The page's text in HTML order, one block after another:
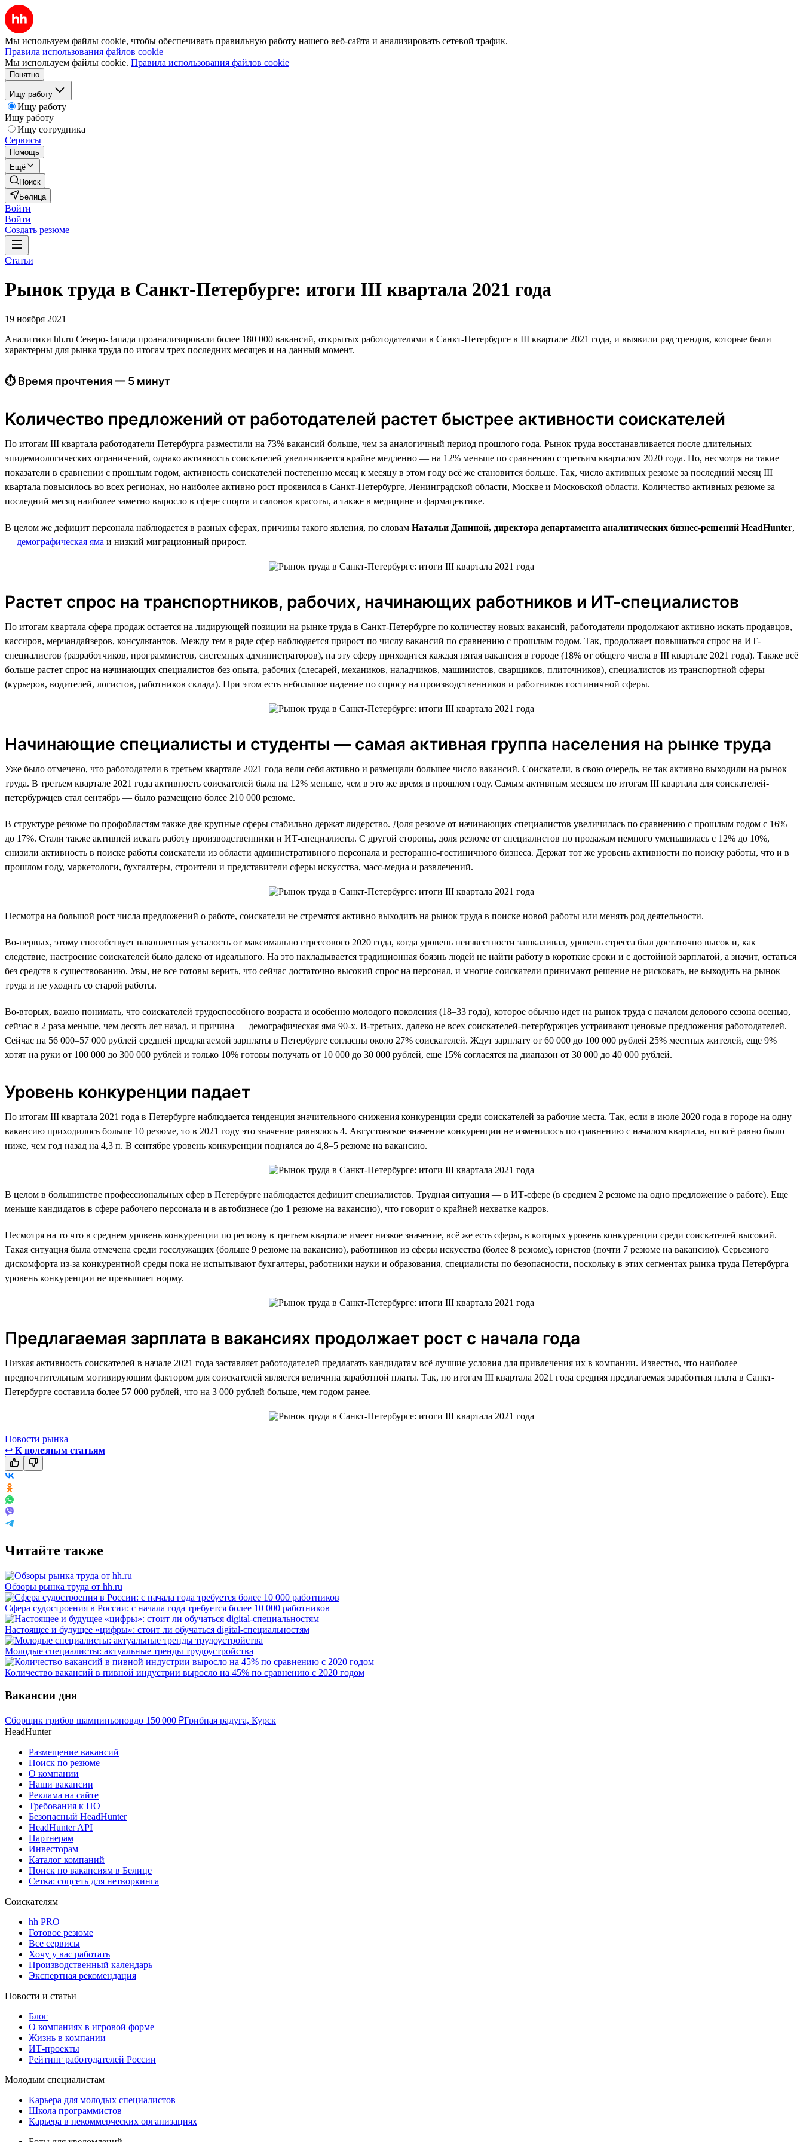
Мы используем файлы cookie, чтобы обеспечивать правильную работу нашего веб-сайта и анализировать сетевой трафик.
Правила использования файлов cookie
Мы используем файлы cookie. Правила использования файлов cookie
Понятно
Ищу работу
Ищу работу
Ищу работу
Ищу сотрудника
Сервисы
Помощь
Ещё
Поиск
Белица
Войти
Войти
Создать резюме
Статьи
Рынок труда в Санкт-Петербурге: итоги III квартала 2021 года
19 ноября 2021
Аналитики hh.ru Северо-Запада проанализировали более 180 000 вакансий, открытых работодателями в Санкт-Петербурге в III квартале 2021 года, и выявили ряд трендов, которые были
характерны для рынка труда по итогам трех последних месяцев и на данный момент.
⏱ Время прочтения — 5 минут
Количество предложений от работодателей растет быстрее активности соискателей
По итогам III квартала работодатели Петербурга разместили на 73% вакансий больше, чем за аналогичный период прошлого года. Рынок труда восстанавливается после длительных
эпидемиологических ограничений, однако активность соискателей увеличивается крайне медленно — на 12% меньше по сравнению с третьим кварталом 2020 года. Но, несмотря на такие
показатели в сравнении с прошлым годом, активность соискателей постепенно месяц к месяцу в этом году всё же становится больше. Так, число активных резюме за последний месяц III
квартала повысилось во всех регионах, но наиболее активно рост проявился в Санкт-Петербурге, Ленинградской области, Москве и Московской области. Количество активных резюме за
последний месяц наиболее заметно выросло в сфере спорта и салонов красоты, а также в медицине и фармацевтике.
В целом же дефицит персонала наблюдается в разных сферах, причины такого явления, по словам Натальи Даниной, директора департамента аналитических бизнес-решений HeadHunter,
— демографическая яма и низкий миграционный прирост.
Растет спрос на транспортников, рабочих, начинающих работников и ИТ-специалистов
По итогам квартала сфера продаж остается на лидирующей позиции на рынке труда в Санкт-Петербурге по количеству новых вакансий, работодатели продолжают активно искать продавцов,
кассиров, мерчандайзеров, консультантов. Между тем в ряде сфер наблюдается прирост по числу вакансий по сравнению с прошлым годом. Так, продолжает повышаться спрос на ИТ-
специалистов (разработчиков, программистов, системных администраторов), на эту сферу приходится каждая пятая вакансия в городе (18% от общего числа в III квартале 2021 года). Также всё
больше растет спрос на начинающих специалистов без опыта, рабочих (слесарей, механиков, наладчиков, машинистов, сварщиков, плиточников), специалистов из транспортной сферы
(курьеров, водителей, логистов, работников склада). При этом есть небольшое падение по спросу на производственников и работников гостиничной сферы.
Начинающие специалисты и студенты — самая активная группа населения на рынке труда
Уже было отмечено, что работодатели в третьем квартале 2021 года вели себя активно и размещали большее число вакансий. Соискатели, в свою очередь, не так активно выходили на рынок
труда. В третьем квартале 2021 года активность соискателей была на 12% меньше, чем в это же время в прошлом году. Самым активным месяцем по итогам III квартала для соискателей-
петербуржцев стал сентябрь — было размещено более 210 000 резюме.
В структуре резюме по профобластям также две крупные сферы стабильно держат лидерство. Доля резюме от начинающих специалистов увеличилась по сравнению с прошлым годом c 16%
до 17%. Стали также активней искать работу производственники и ИТ-специалисты. С другой стороны, доля резюме от специалистов по продажам немного уменьшилась с 12% до 10%,
снизили активность в поиске работы соискатели из области административного персонала и ресторанно-гостиничного бизнеса. Держат тот же уровень активности по поиску работы, что и в
прошлом году, маркетологи, бухгалтеры, строители и представители сферы искусства, масс-медиа и развлечений.
Несмотря на большой рост числа предложений о работе, соискатели не стремятся активно выходить на рынок труда в поиске новой работы или менять род деятельности.
Во-первых, этому способствует накопленная усталость от максимально стрессового 2020 года, когда уровень неизвестности зашкаливал, уровень стресса был достаточно высок и, как
следствие, настроение соискателей было далеко от идеального. На это накладывается традиционная боязнь людей не найти работу в короткие сроки и с достойной зарплатой, а значит, остаться
без средств к существованию. Увы, не все готовы верить, что сейчас достаточно высокий спрос на персонал, и многие соискатели принимают решение не рисковать, не выходить на рынок
труда и не уходить со старой работы.
Во-вторых, важно понимать, что соискателей трудоспособного возраста и особенно молодого поколения (18–33 года), которое обычно идет на рынок труда с началом делового сезона осенью,
сейчас в 2 раза меньше, чем десять лет назад, и причина — демографическая яма 90-х. В-третьих, далеко не всех соискателей-петербуржцев устраивают ценовые предложения работодателей.
Сейчас на 56 000–57 000 рублей средней предлагаемой зарплаты в Петербурге согласны около 27% соискателей. Ждут зарплату от 60 000 до 100 000 рублей 25% местных жителей, еще 9%
хотят на руки от 100 000 до 300 000 рублей и только 10% готовы получать от 10 000 до 30 000 рублей, еще 15% согласятся на диапазон от 30 000 до 40 000 рублей.
Уровень конкуренции падает
По итогам III квартала 2021 года в Петербурге наблюдается тенденция значительного снижения конкуренции среди соискателей за рабочие места. Так, если в июле 2020 года в городе на одну
вакансию приходилось больше 10 резюме, то в 2021 году это значение равнялось 4. Августовское значение конкуренции не изменилось по сравнению с началом квартала, но всё равно было
ниже, чем год назад на 4,3 п. В сентябре уровень конкуренции поднялся до 4,8–5 резюме на вакансию.
В целом в большинстве профессиональных сфер в Петербурге наблюдается дефицит специалистов. Трудная ситуация — в ИТ-сфере (в среднем 2 резюме на одно предложение о работе). Еще
меньше кандидатов в сфере рабочего персонала и в автобизнесе (до 1 резюме на вакансию), что говорит о крайней нехватке кадров.
Несмотря на то что в среднем уровень конкуренции по региону в третьем квартале имеет низкое значение, всё же есть сферы, в которых уровень конкуренции среди соискателей высокий.
Такая ситуация была отмечена среди госслужащих (больше 9 резюме на вакансию), работников из сферы искусства (более 8 резюме), юристов (почти 7 резюме на вакансию). Серьезного
дискомфорта из-за конкурентной среды пока не испытывают бухгалтеры, работники науки и образования, специалисты по безопасности, поскольку в этих сегментах рынка труда Петербурга
уровень конкуренции не превышает норму.
Предлагаемая зарплата в вакансиях продолжает рост с начала года
Низкая активность соискателей в начале 2021 года заставляет работодателей предлагать кандидатам всё лучшие условия для привлечения их в компании. Известно, что наиболее
предпочтительным мотивирующим фактором для соискателей является величина заработной платы. Так, по итогам III квартала 2021 года средняя предлагаемая заработная плата в Санкт-
Петербурге составила более 57 000 рублей, что на 3 000 рублей больше, чем годом ранее.
Новости рынка
↩ К полезным статьям
Читайте также
Обзоры рынка труда от hh.ru
Сфера судостроения в России: с начала года требуется более 10 000 работников
Настоящее и будущее «цифры»: стоит ли обучаться digital-специальностям
Молодые специалисты: актуальные тренды трудоустройства
Количество вакансий в пивной индустрии выросло на 45% по сравнению с 2020 годом
Вакансии дня
Сборщик грибов шампиньоновдо 150 000 ₽Грибная радуга, Курск
HeadHunter
Размещение вакансий
Поиск по резюме
О компании
Наши вакансии
Реклама на сайте
Требования к ПО
Безопасный HeadHunter
HeadHunter API
Партнерам
Инвесторам
Каталог компаний
Поиск по вакансиям в Белице
Сетка: соцсеть для нетворкинга
Соискателям
hh PRO
Готовое резюме
Все сервисы
Хочу у вас работать
Производственный календарь
Экспертная рекомендация
Новости и статьи
Блог
О компаниях в игровой форме
Жизнь в компании
ИТ-проекты
Рейтинг работодателей России
Молодым специалистам
Карьера для молодых специалистов
Школа программистов
Карьера в некоммерческих организациях